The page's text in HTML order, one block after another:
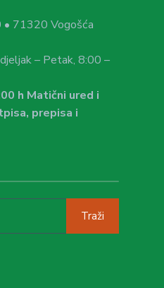
• 71320 Vogošća
– Petak, 8:00 –
h Matični ured i
prepisa i
Traži